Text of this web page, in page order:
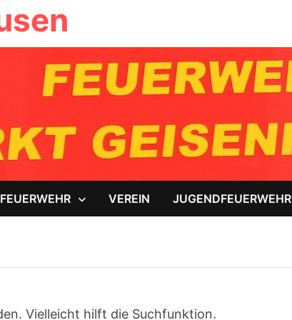
FEUERWEHR VEREIN JUGENDFEUERWEHR
Vielleicht hilft die Suchfunktion.